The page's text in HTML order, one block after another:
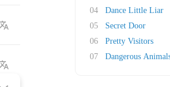
04
Dance Little Liar
05
Secret Door
06
Pretty Visitors
07
Dangerous